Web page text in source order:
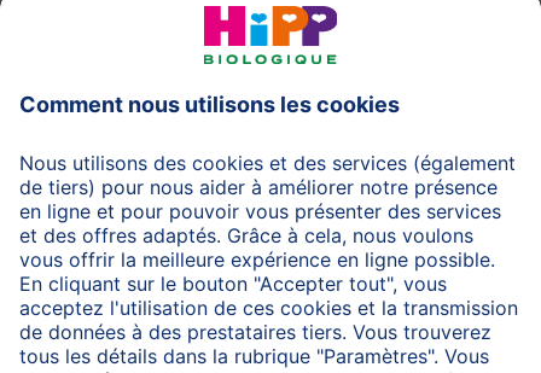
HiPP Grossesse
Protection des données
Protection d'utilisation
Mentions légales
A propos de HiPP
Contactez-nous